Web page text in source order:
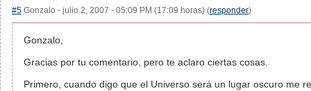
#5 Gonzalo - julio 2, 2007 - 05:09 PM (17:09 horas) (responder)
Gonzalo,
Gracias por tu comentario, pero te aclaro ciertas cosas.
Primero, cuando digo que el Universo será un lugar oscuro me